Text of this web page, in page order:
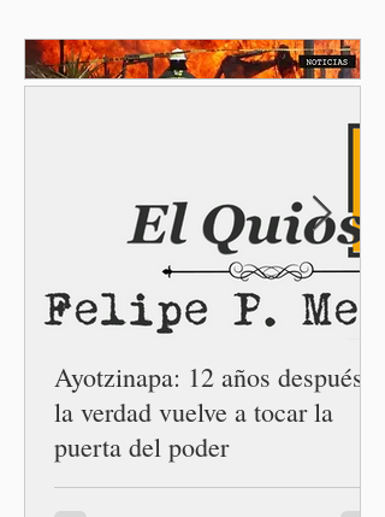
también recupera la
esperanza de vivir sin
Igualdad, Bienestar, Redes,
Emancipación) número 62 y
la Casa Carmen Serdán
número 25 en el estado, la
cuarta en la c
Ayotzinapa: 12 años después,
la verdad vuelve a tocar la
puerta del poder